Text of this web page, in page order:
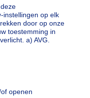
Deurne